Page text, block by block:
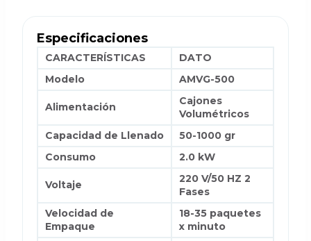
Especificaciones
CARACTERÍSTICAS
DATO
Modelo
AMVG-500
Alimentación
Cajones
Volumétricos
Capacidad de Llenado
50-1000 gr
Consumo
2.0 kW
Voltaje
220 V/50 HZ 2
Fases
Velocidad de
Empaque
18-35 paquetes
x minuto